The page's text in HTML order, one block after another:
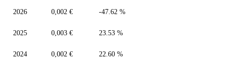
2026 0,002 € -47.62 %
2025 0,003 € 23.53 %
2024 0,002 € 22.60 %